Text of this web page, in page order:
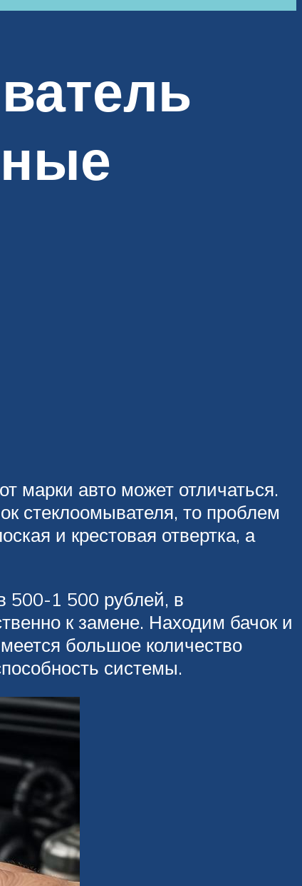
марки авто может отличаться.
стеклоомывателя, то проблем
и крестовая отвертка, а
500-1 500 рублей, в
к замене. Находим бачок и
большое количество
системы.